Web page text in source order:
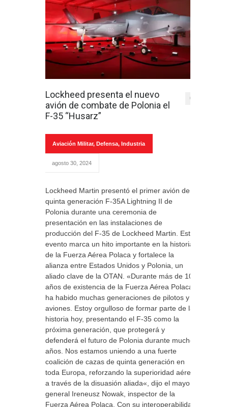
Lockheed presenta el nuevo
avión de combate de Polonia el
F-35 “Husarz”
0
Aviación Militar, Defensa, Industria
agosto 30, 2024
Lockheed Martin presentó el primer avión de
quinta generación F-35A Lightning II de
Polonia durante una ceremonia de
presentación en las instalaciones de
producción del F-35 de Lockheed Martin. Este
evento marca un hito importante en la historia
de la Fuerza Aérea Polaca y fortalece la
alianza entre Estados Unidos y Polonia, un
aliado clave de la OTAN. «Durante más de 100
años de existencia de la Fuerza Aérea Polaca,
ha habido muchas generaciones de pilotos y
aviones. Estoy orgulloso de formar parte de la
historia hoy, presentando el F-35 como la
próxima generación, que protegerá y
defenderá el futuro de Polonia durante muchos
años. Nos estamos uniendo a una fuerte
coalición de cazas de quinta generación en
toda Europa, reforzando la superioridad aérea
a través de la disuasión aliada«, dijo el mayor
general Ireneusz Nowak, inspector de la
Fuerza Aérea Polaca. Con su interoperabilidad